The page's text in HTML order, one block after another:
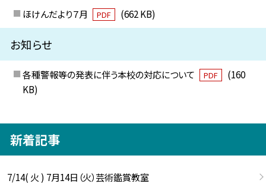
ほけんだより７月 PDF (662 KB)
お知らせ
各種警報等の発表に伴う本校の対応について PDF
(160
KB)
新着記事
7/14( 火 ) 7月14日（火）芸術鑑賞教室